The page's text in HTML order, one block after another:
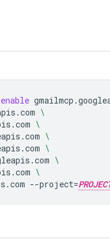
enable
\
\
\
\
\
\
--project=